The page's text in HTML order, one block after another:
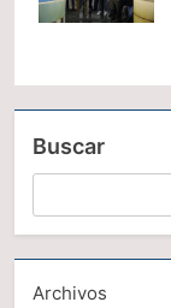
Buscar
Archivos